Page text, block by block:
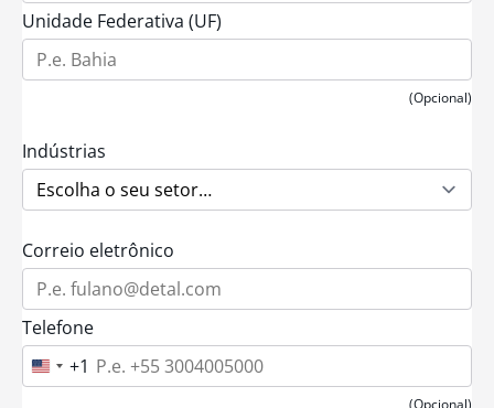
Unidade Federativa (UF)
(Opcional)
Indústrias
Correio eletrônico
Telefone
U
n
+1
(Opcional)